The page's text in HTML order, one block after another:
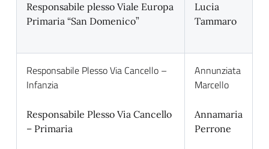
Responsabile plesso Viale Europa
Primaria “San Domenico”
Lucia
Tammaro
Responsabile Plesso Via Cancello –
Infanzia
Responsabile Plesso Via Cancello
– Primaria
Annunziata
Marcello
Annamaria
Perrone